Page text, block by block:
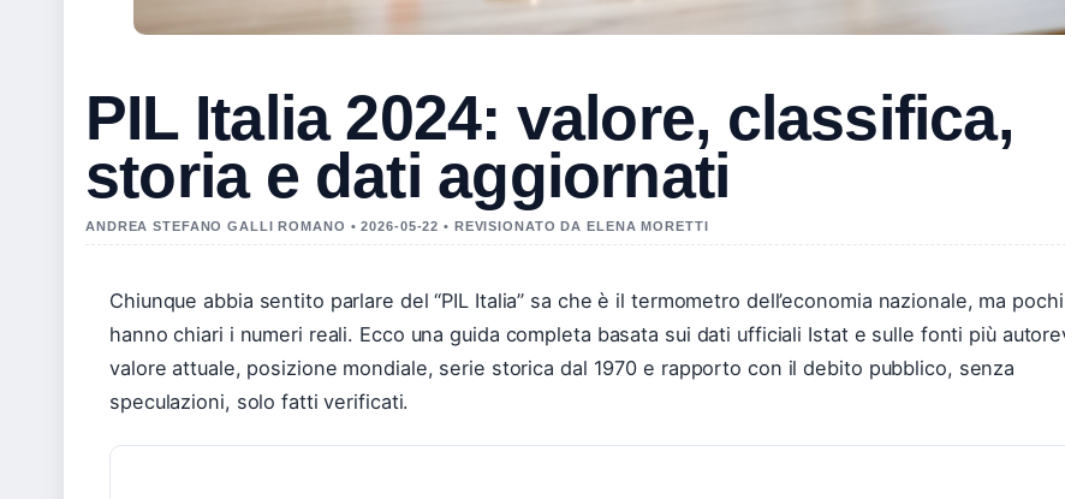
PIL Italia 2024: valore, classifica,
storia e dati aggiornati
ANDREA STEFANO GALLI ROMANO • 2026-05-22 • REVISIONATO DA ELENA MORETTI
Chiunque abbia sentito parlare del “PIL Italia” sa che è il termometro dell’economia nazionale, ma pochi
hanno chiari i numeri reali. Ecco una guida completa basata sui dati ufficiali Istat e sulle fonti più
valore attuale, posizione mondiale, serie storica dal 1970 e rapporto con il debito pubblico, senza
speculazioni, solo fatti verificati.